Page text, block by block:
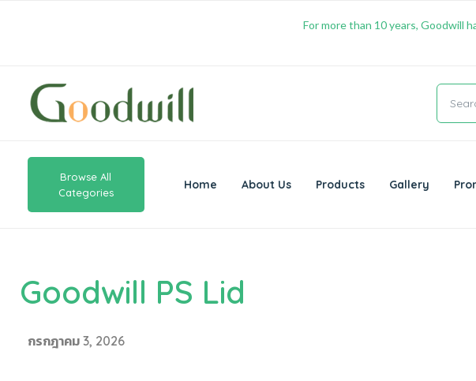
For more than 10 years, Goodwill
Browse All
Categories
Home About Us Products Gallery
Goodwill PS Lid
กรกฎาคม 3, 2026